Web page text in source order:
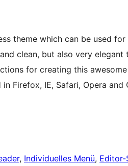
theme which can be used
clean, but also very elegant
for creating this
Firefox, IE, Safari, Opera and
, Individuelles Menü, Editor-